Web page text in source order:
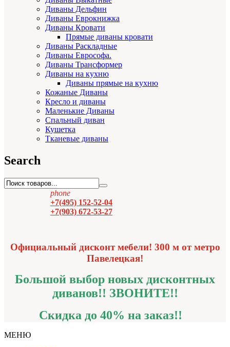
Диваны Дельфин
Диваны Еврокнижка
Диваны Кровати
Прямые диваны кровати
Диваны Раскладные
Диваны Еврософа.
Диваны Трансформер
Диваны на кухню
Диваны прямые на кухню
Кожаные Диваны
Кресло и диваны
Маленькие Диваны
Спальный диван
Кушетка
Тканевые диваны
Search
phone
+7(495) 152-52-04
+7(903) 672-53-27
Официальный дисконт мебели! 300 м от метро
Павелецкая!
Большой выбор новых дисконтных
диванов!! ЗВОНИТЕ!!
Скидка до 40% на заказ!!
МЕНЮ